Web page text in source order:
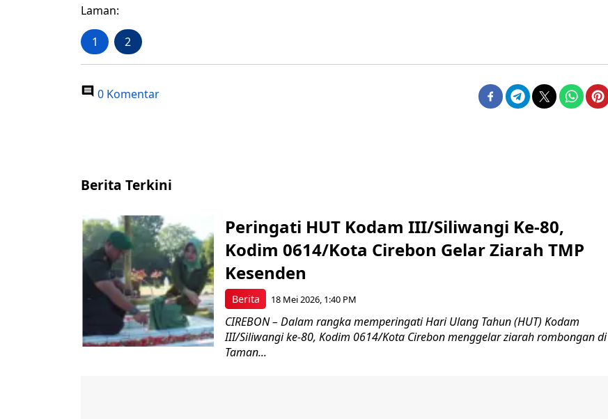
Laman:
1 2
0 Komentar
Berita Terkini
Berita
Peringati HUT Kodam III/Siliwangi Ke-80,
Kodim 0614/Kota Cirebon Gelar Ziarah TMP
Kesenden
18 Mei 2026, 1:40 PM
CIREBON – Dalam rangka memperingati Hari Ulang Tahun (HUT) Kodam
III/Siliwangi ke-80, Kodim 0614/Kota Cirebon menggelar ziarah rombongan di
Taman...